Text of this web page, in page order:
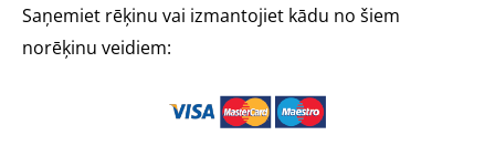
Saņemiet rēķinu vai izmantojiet kādu no šiem
norēķinu veidiem: